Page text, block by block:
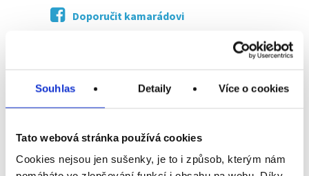
Souhlas Detaily Více o cookies
Tato webová stránka používá cookies
Cookies nejsou jen sušenky, je to i způsob, kterým nám
Doporučit kamarádovi
Upozornit na inzerát
Zpět